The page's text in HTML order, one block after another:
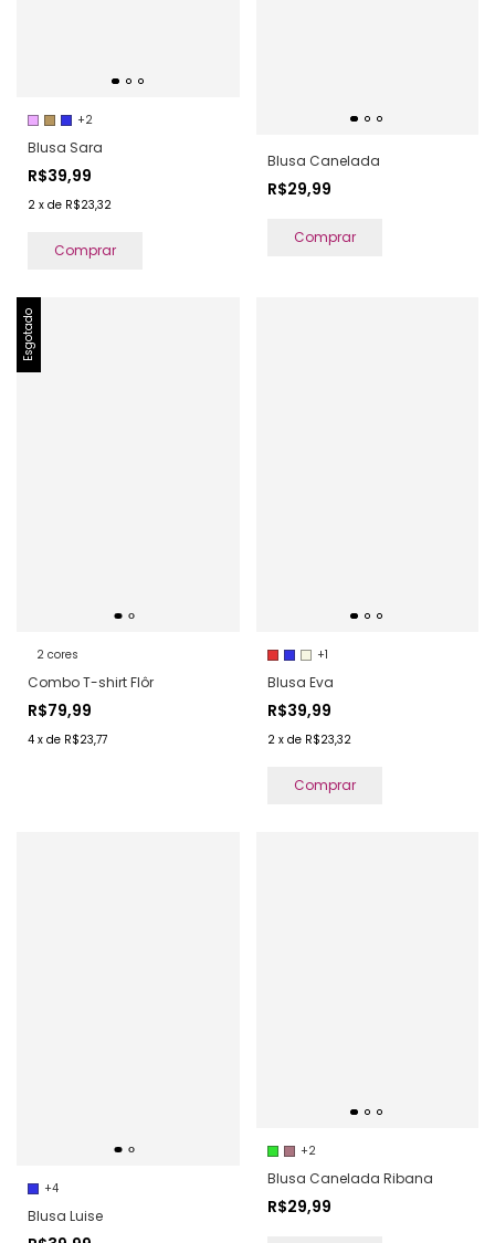
+2
Blusa Sara
R$39,99
2 x de R$23,32
Comprar
Blusa Canelada
R$29,99
Comprar
Esgotado
2 cores
Combo T-shirt Flôr
R$79,99
4 x de R$23,77
+1
Blusa Eva
R$39,99
2 x de R$23,32
Comprar
+4
Blusa Luise
+2
Blusa Canelada Ribana
R$29,99